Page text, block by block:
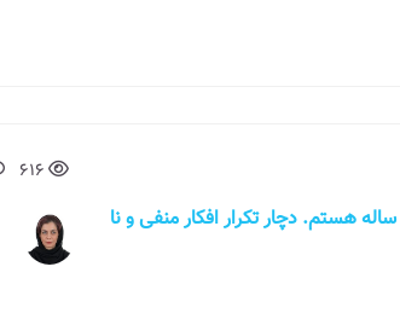
وقت بخیر سلام وقت بخیر، من دختر مجرد 34 ساله هستم. دچار تکرار افکار منفی و نا
616